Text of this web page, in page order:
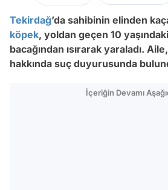
Tekirdağ’da sahibinin elinden
köpek, yoldan geçen 10
bacağından ısırarak yaraladı.
hakkında suç duyurusunda
İçeriğin Devamı